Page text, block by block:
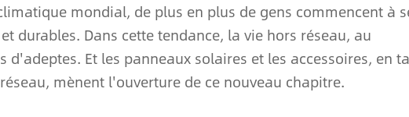
mondial, de plus en plus de gens commencent à
durables. Dans cette tendance, la vie hors réseau, au
Et les panneaux solaires et les accessoires, en
mènent l'ouverture de ce nouveau chapitre.